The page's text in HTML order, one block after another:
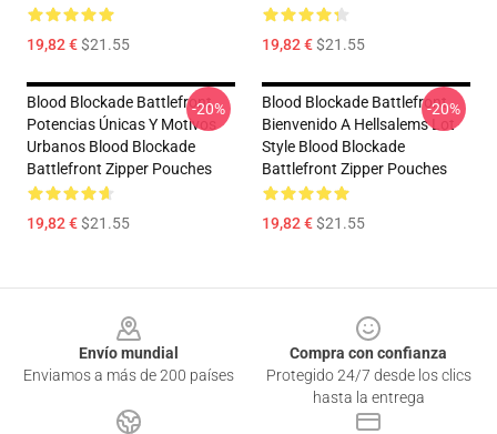
19,82 €$21.55 19,82 €$21.55
Blood Blockade Battlefront
Potencias Únicas Y Motivos
Urbanos Blood Blockade
Battlefront Zipper Pouches
19,82 €$21.55
-20%
Blood Blockade Battlefront
Bienvenido A Hellsalems Lot
Style Blood Blockade
Battlefront Zipper Pouches
19,82 €$21.55
-20%
Envío mundial
Enviamos a más de 200 países
Compra con confianza
Protegido 24/7 desde los clics
hasta la entrega